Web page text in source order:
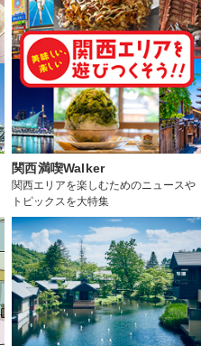
関西満喫Walker
関西エリアを楽しむためのニュースや
トピックスを大特集